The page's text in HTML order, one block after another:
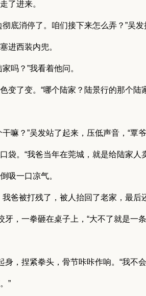
了进来。
底消停了。咱们接下来怎么弄？”吴发
进西装内兜。
吗？”我看着他问。
变了变。“哪个陆家？陆景行的那个陆
干嘛？”吴发站了起来，压低声音，“
袋。“我爸当年在莞城，就是给陆家人
吸一口凉气。
我爸被打残了，被人抬回了老家，最后
牙，一拳砸在桌子上，“大不了就是
身，捏紧拳头，骨节咔咔作响。“我
”